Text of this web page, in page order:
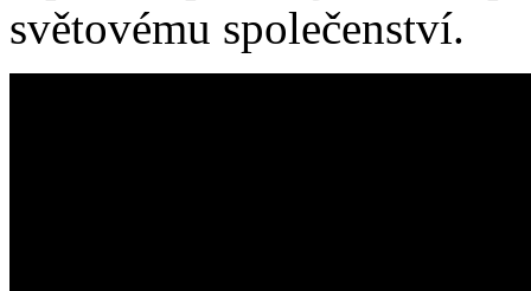
světovému společenství.